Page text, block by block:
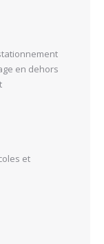
en dehors
et